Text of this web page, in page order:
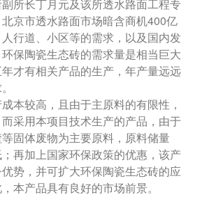
所长丁月元及该所透水路面工程专
京市透水路面市场暗含商机400亿
行道、小区等的需求，以及国内发
保陶瓷生态砖的需求量是相当巨大
才有相关产品的生产，年产量远远
本较高，且由于主原料的有限性，
采用本项目技术生产的产品，由于
固体废物为主要原料，原料储量
再加上国家环保政策的优惠，该产
势，并可扩大环保陶瓷生态砖的应
本产品具有良好的市场前景。